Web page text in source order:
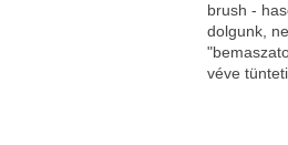
brush -
dolgunk,
véve